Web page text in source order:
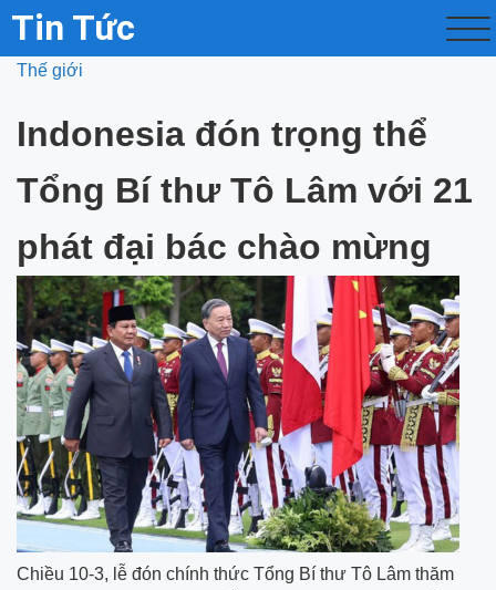
Tin Tức
Thế giới
Indonesia đón trọng thể
Tổng Bí thư Tô Lâm với 21
phát đại bác chào mừng
Chiều 10-3, lễ đón chính thức Tổng Bí thư Tô Lâm thăm